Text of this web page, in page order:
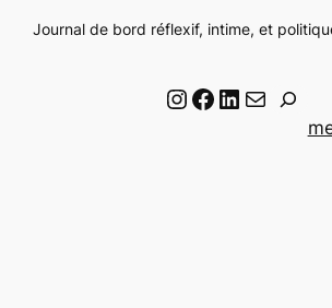
Journal de bord réflexif, intime, et
Instagram Facebook LinkedIn Email